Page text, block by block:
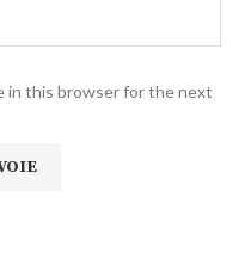
in this browser for the next